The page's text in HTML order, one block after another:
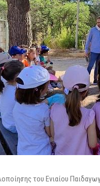
του Ενιαίου